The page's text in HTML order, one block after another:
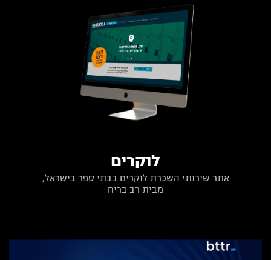
לוקרים
אתר שירותי השכרת לוקרים בבתי ספר בישראל,
מבית רב בריח